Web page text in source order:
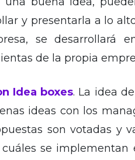
y presentarla a lo
se desarrollará
de la propia
Idea boxes. La idea
ideas con los
son votadas y
se implementan